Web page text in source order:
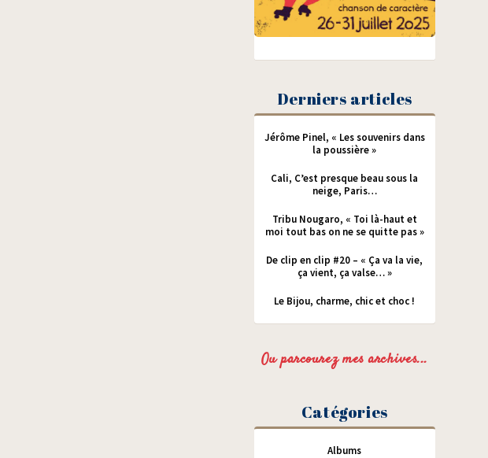
Derniers articles
Jérôme Pinel, « Les souvenirs dans
la poussière »
Cali, C’est presque beau sous la
neige, Paris…
Tribu Nougaro, « Toi là-haut et
moi tout bas on ne se quitte pas »
De clip en clip #20 – « Ça va la vie,
ça vient, ça valse… »
Le Bijou, charme, chic et choc !
Ou parcourez mes archives...
Catégories
Albums